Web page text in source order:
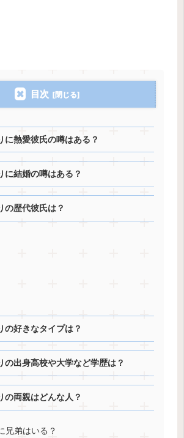
目次
に熱愛彼氏の噂はある？
に結婚の噂はある？
の歴代彼氏は？
の好きなタイプは？
の出身高校や大学など学歴は？
の両親はどんな人？
兄弟はいる？